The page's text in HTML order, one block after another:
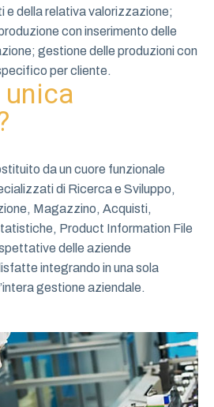
e della relativa valorizzazione;
con inserimento delle
gestione delle produzioni con
per cliente.
unica
da un cuore funzionale
di Ricerca e Sviluppo,
Magazzino, Acquisti,
Product Information File
delle aziende
integrando in una sola
gestione aziendale.